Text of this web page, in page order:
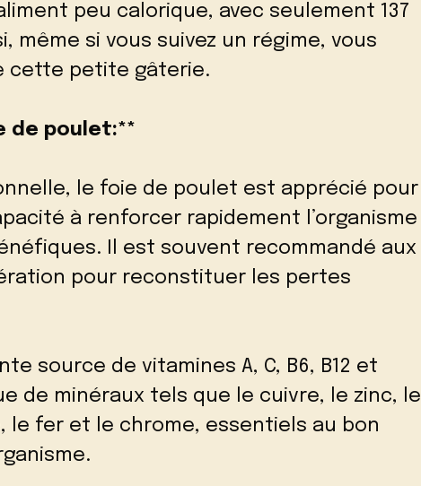
peu calorique, avec seulement 137
même si vous suivez un régime, vous
cette petite gâterie.
de poulet:**
le foie de poulet est apprécié pour
à renforcer rapidement l’organisme
Il est souvent recommandé aux
pour reconstituer les pertes
source de vitamines A, C, B6, B12 et
de minéraux tels que le cuivre, le zinc, le
le fer et le chrome, essentiels au bon